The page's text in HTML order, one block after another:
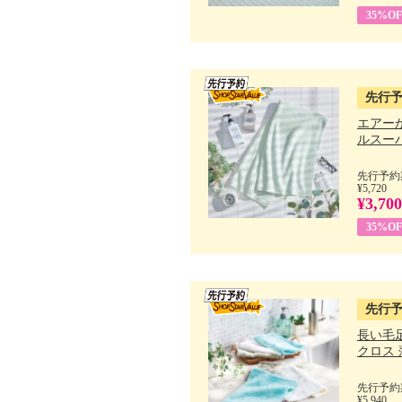
先行
エアー
ルスー
先行予
¥5,720
¥3,700
先行
長い毛
クロス
先行予